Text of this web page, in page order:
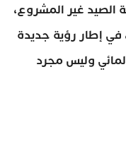
الصيد غير المشروع،
في إطار رؤية جديدة
وليس مجرد